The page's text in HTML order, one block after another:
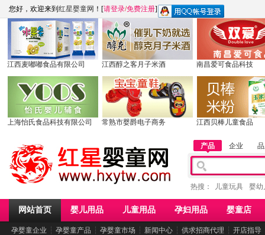
您好，欢迎来到 红星婴童网 ！[请登录/免费注册]
江西麦嘟嘟食品有限公司 江西醇之客月子米酒 南昌爱可食品科技
上海怡氏食品科技有限公司 常熟市婴爵电子商务 江西贝棒儿童食品
产品 企业
热搜： 儿童玩具 婴幼
网站首页 婴儿用品 儿童用品 孕妇用品 婴童店
孕婴童企业 ┆ 孕婴童产品 ┆ 孕婴童市场 ┆ 新闻中心 ┆ 供求招商代理 ┆ 开店指导